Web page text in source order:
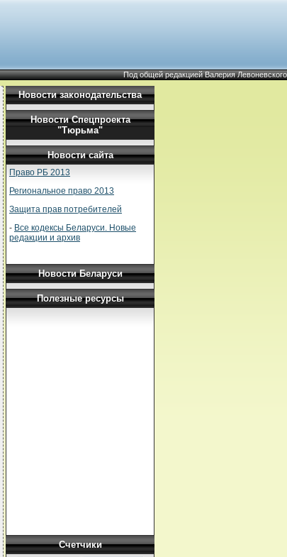
Под общей редакцией Валерия Левоневского
Новости законодательства
Новости Спецпроекта
"Тюрьма"
Новости сайта
Право РБ 2013
Региональное право 2013
Защита прав потребителей
- Все кодексы Беларуси. Новые
редакции и архив
Новости Беларуси
Полезные ресурсы
Счетчики